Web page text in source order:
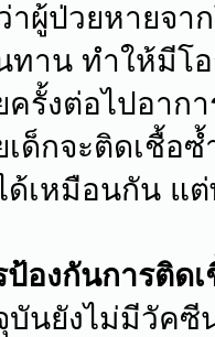
าผู้ป่วยหายจา
ทาน ทำให้มีโ
ครั้งต่อไปอาก
เด็กจะติดเชื้อ
ด้เหมือนกัน แ
ป้องกันการติด
บันยังไม่มีวัคซี